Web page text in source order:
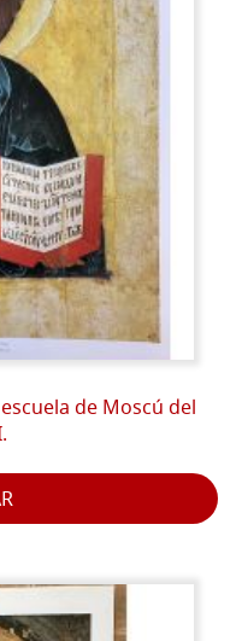
de Moscú del